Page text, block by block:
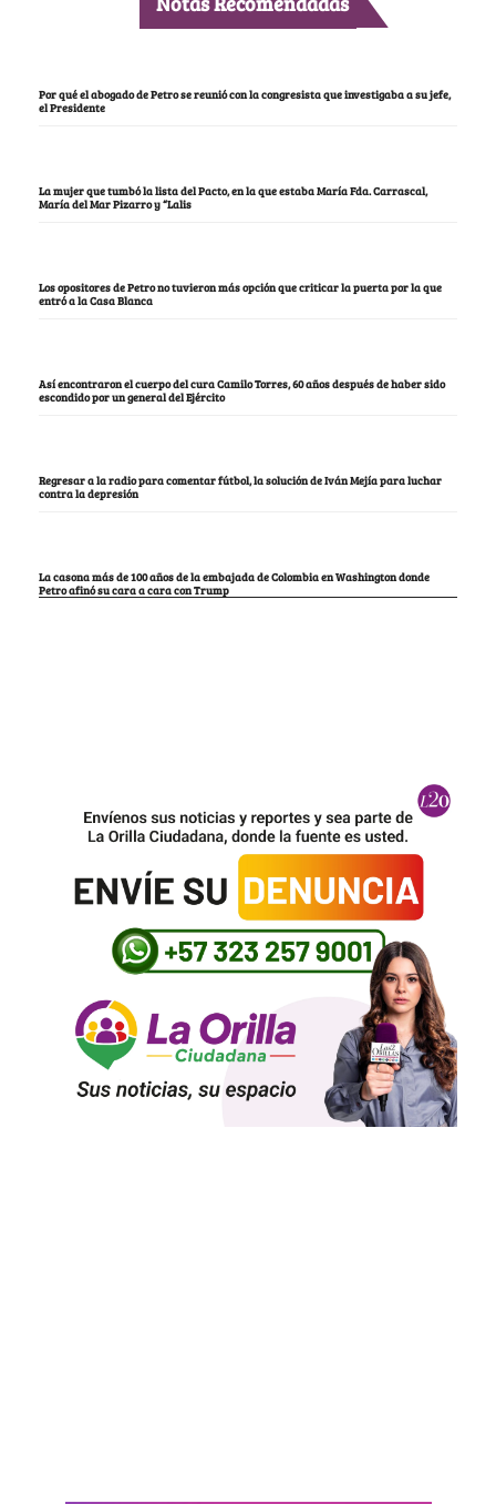
Por qué el abogado de Petro se reunió con la congresista que investigaba a su jefe,
el Presidente
La mujer que tumbó la lista del Pacto, en la que estaba María Fda. Carrascal,
María del Mar Pizarro y “Lalis
Los opositores de Petro no tuvieron más opción que criticar la puerta por la que
entró a la Casa Blanca
Así encontraron el cuerpo del cura Camilo Torres, 60 años después de haber sido
escondido por un general del Ejército
Regresar a la radio para comentar fútbol, la solución de Iván Mejía para luchar
contra la depresión
La casona más de 100 años de la embajada de Colombia en Washington donde
Petro afinó su cara a cara con Trump